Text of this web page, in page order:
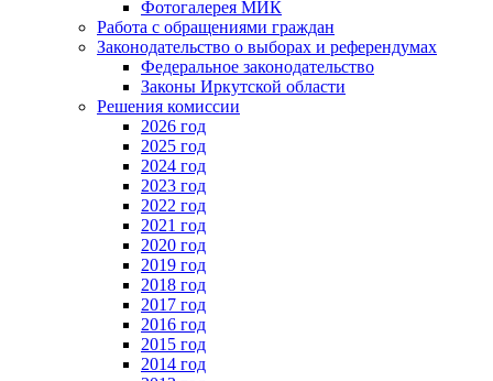
Фотогалерея МИК
Работа с обращениями граждан
Законодательство о выборах и референдумах
Федеральное законодательство
Законы Иркутской области
Решения комиссии
2026 год
2025 год
2024 год
2023 год
2022 год
2021 год
2020 год
2019 год
2018 год
2017 год
2016 год
2015 год
2014 год